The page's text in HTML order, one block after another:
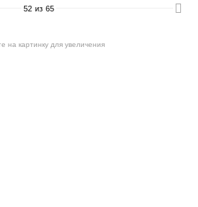
52 из 65
на картинку для увеличения